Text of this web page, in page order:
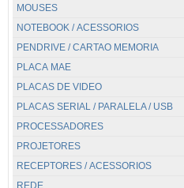
NOTEBOOK DDR3
NOTEBOOK DDR3 L
NOTEBOOK DDR4
NOTEBOOK DDR5
TODOS...
.MOUSE PAD DIVERSOS
CORSAIR
HYPER-X
RAZER
REDRAGON
STEELSERIES
MOUSES
TODOS...
.PS2
.SEM FIO
.USB / GAMER
CORSAIR
HYPER-X
RAZER
REDRAGON
STEELSERIES
NOTEBOOK / ACESSORIOS
TODOS...
BASES
CARREGADORES
NETBOOK
NOTEBOOK
PENDRIVE / CARTAO MEMORIA
PLACA MAE
TODOS...
AMD
C / CPU
INTEL
PLACAS DE VIDEO
PLACAS SERIAL / PARALELA / USB
PROCESSADORES
TODOS...
AMD
INTEL
PROJETORES
RECEPTORES / ACESSORIOS
TODOS...
REDE